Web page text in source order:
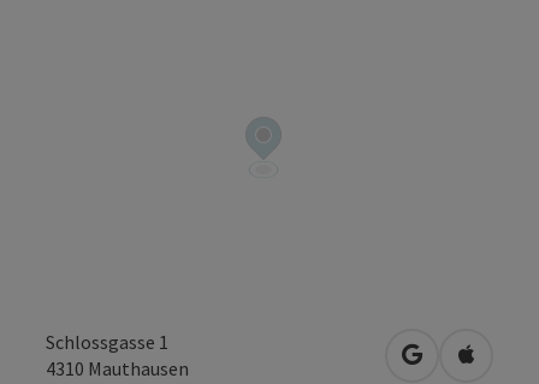
Schlossgasse 1
4310 Mauthausen in Google
in